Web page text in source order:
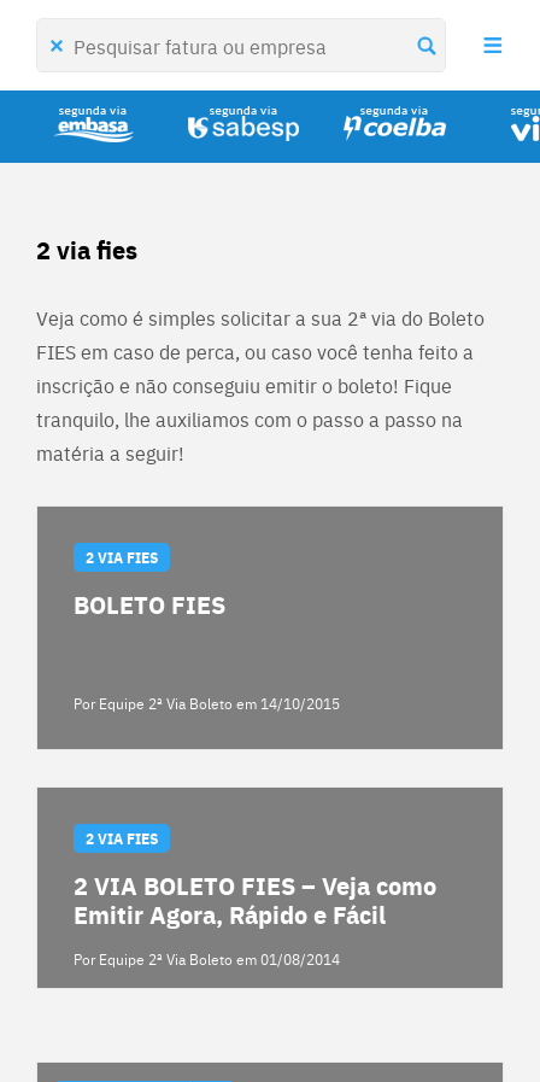
2 via fies
Veja como é simples solicitar a sua 2ª via do Boleto
FIES em caso de perca, ou caso você tenha feito a
inscrição e não conseguiu emitir o boleto! Fique
tranquilo, lhe auxiliamos com o passo a passo na
matéria a seguir!
2 VIA FIES
BOLETO FIES
Por Equipe 2ª Via Boleto em 14/10/2015
2 VIA FIES
2 VIA BOLETO FIES – Veja como
Emitir Agora, Rápido e Fácil
Por Equipe 2ª Via Boleto em 01/08/2014